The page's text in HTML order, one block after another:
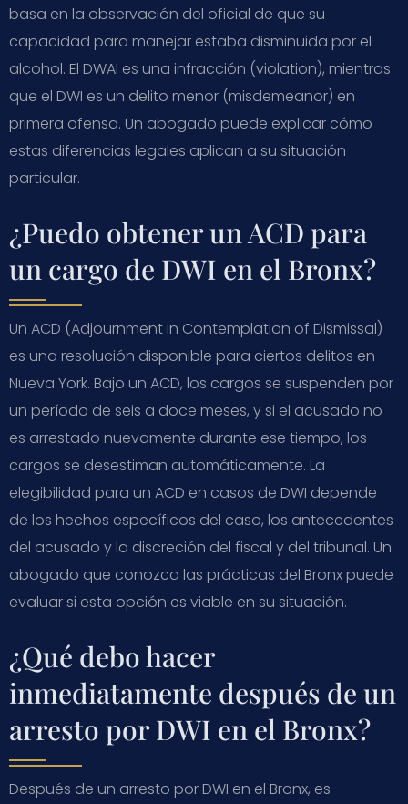
basa en la observación del oficial de que su
capacidad para manejar estaba disminuida por el
alcohol. El DWAI es una infracción (violation), mientras
que el DWI es un delito menor (misdemeanor) en
primera ofensa. Un abogado puede explicar cómo
estas diferencias legales aplican a su situación
particular.
¿Puedo obtener un ACD para
un cargo de DWI en el Bronx?
Un ACD (Adjournment in Contemplation of Dismissal)
es una resolución disponible para ciertos delitos en
Nueva York. Bajo un ACD, los cargos se suspenden por
un período de seis a doce meses, y si el acusado no
es arrestado nuevamente durante ese tiempo, los
cargos se desestiman automáticamente. La
elegibilidad para un ACD en casos de DWI depende
de los hechos específicos del caso, los antecedentes
del acusado y la discreción del fiscal y del tribunal. Un
abogado que conozca las prácticas del Bronx puede
evaluar si esta opción es viable en su situación.
¿Qué debo hacer
inmediatamente después de un
arresto por DWI en el Bronx?
Después de un arresto por DWI en el Bronx, es